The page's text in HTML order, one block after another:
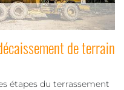
de terrain
étapes du terrassement